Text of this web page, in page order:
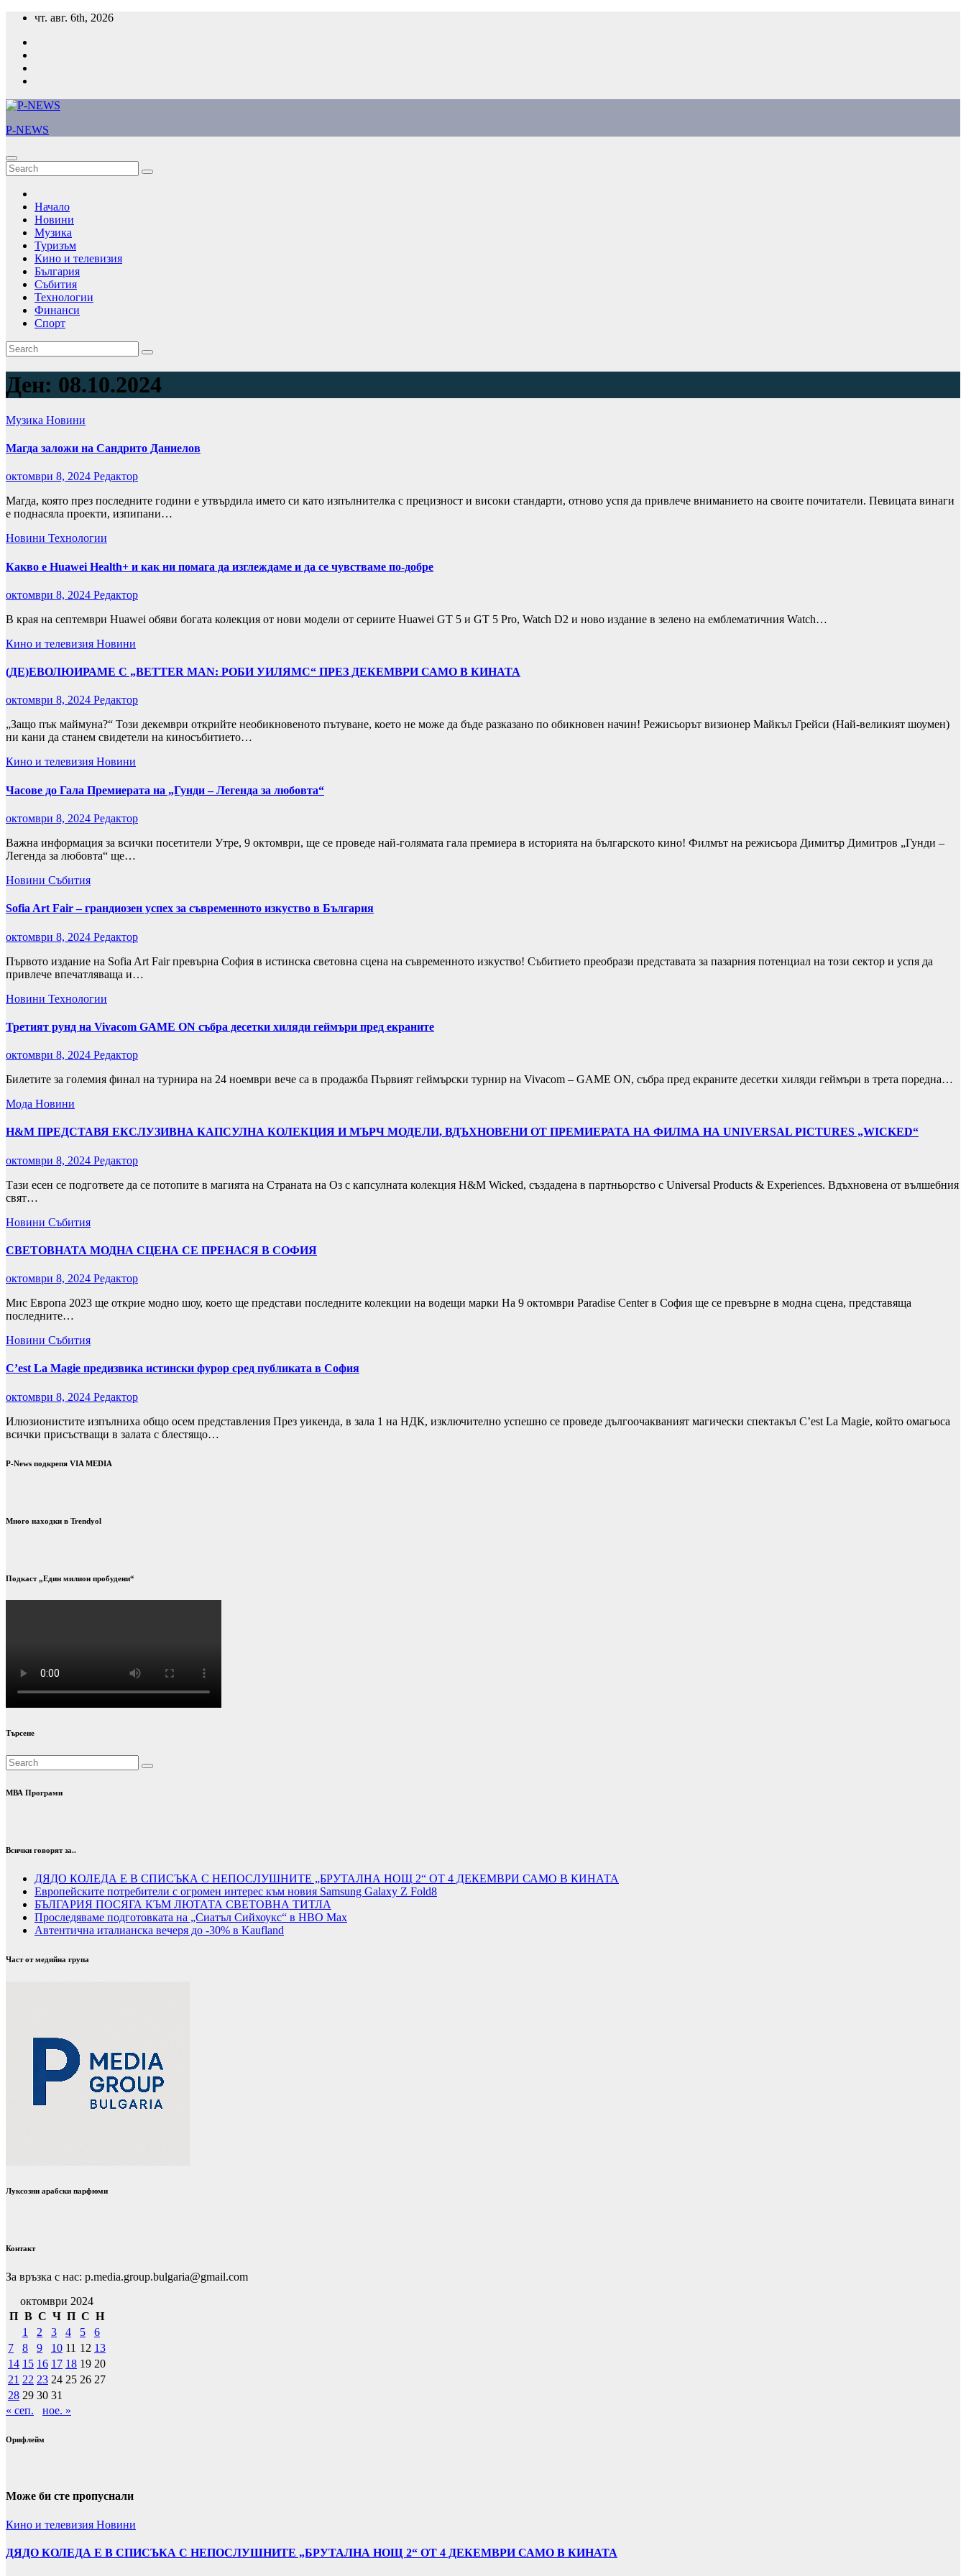
Skip
content
чт. авг. 6th, 2026
P-NEWS
Начало
Новини
Музика
Туризъм
Кино и телевизия
България
Събития
Технологии
Финанси
Спорт
Ден: 08.10.2024
Музика Новини
Магда заложи на Сандрито Даниелов
октомври 8, 2024 Редактор
Магда, която през последните години е утвърдила името си като изпълнителка с прецизност и високи стандарти, отново успя да привлече вниманието на своите почитатели. Певицата винаги
е поднасяла проекти, изпипани…
Новини Технологии
Какво е Huawei Health+ и как ни помага да изглеждаме и да се чувстваме по-добре
октомври 8, 2024 Редактор
В края на септември Huawei обяви богата колекция от нови модели от сериите Huawei GT 5 и GT 5 Pro, Watch D2 и ново издание в зелено на емблематичния Watch…
Кино и телевизия Новини
(ДЕ)ЕВОЛЮИРАМЕ С „BETTER MAN: РОБИ УИЛЯМС“ ПРЕЗ ДЕКЕМВРИ САМО В КИНАТА
октомври 8, 2024 Редактор
„Защо пък маймуна?“ Този декември открийте необикновеното пътуване, което не може да бъде разказано по обикновен начин! Режисьорът визионер Майкъл Грейси (Най-великият шоумен)
ни кани да станем свидетели на киносъбитието…
Кино и телевизия Новини
Часове до Гала Премиерата на „Гунди – Легенда за любовта“
октомври 8, 2024 Редактор
Важна информация за всички посетители Утре, 9 октомври, ще се проведе най-голямата гала премиера в историята на българското кино! Филмът на режисьора Димитър Димитров „Гунди –
Легенда за любовта“ ще…
Новини Събития
Sofia Art Fair – грандиозен успех за съвременното изкуство в България
октомври 8, 2024 Редактор
Първото издание на Sofia Art Fair превърна София в истинска световна сцена на съвременното изкуство! Събитието преобрази представата за пазарния потенциал на този сектор и успя да
привлече впечатляваща и…
Новини Технологии
Третият рунд на Vivacom GAME ON събра десетки хиляди геймъри пред екраните
октомври 8, 2024 Редактор
Билетите за големия финал на турнира на 24 ноември вече са в продажба Първият геймърски турнир на Vivacom – GAME ON, събра пред екраните десетки хиляди геймъри в трета поредна…
Мода Новини
H&M ПРЕДСТАВЯ ЕКСЛУЗИВНА КАПСУЛНА КОЛЕКЦИЯ И МЪРЧ МОДЕЛИ, ВДЪХНОВЕНИ ОТ ПРЕМИЕРАТА НА ФИЛМА НА UNIVERSAL PICTURES „WICKED“
октомври 8, 2024 Редактор
Тази есен се подгответе да се потопите в магията на Страната на Оз с капсулната колекция H&M Wicked, създадена в партньорство с Universal Products & Experiences. Вдъхновена от вълшебния
свят…
Новини Събития
СВЕТОВНАТА МОДНА СЦЕНА СЕ ПРЕНАСЯ В СОФИЯ
октомври 8, 2024 Редактор
Мис Европа 2023 ще открие модно шоу, което ще представи последните колекции на водещи марки На 9 октомври Paradise Center в София ще се превърне в модна сцена, представяща
последните…
Новини Събития
C’est La Magie предизвика истински фурор сред публиката в София
октомври 8, 2024 Редактор
Илюзионистите изпълниха общо осем представления През уикендa, в зала 1 на НДК, изключително успешно се проведе дългоочакваният магически спектакъл C’est La Magie, който омагьоса
всички присъстващи в залата с блестящо…
P-News подкрепя VIA MEDIA
Много находки в Trendyol
Подкаст „Един милион пробудени“
Търсене
МВА Програми
Всички говорят за..
ДЯДО КОЛЕДА Е В СПИСЪКА С НЕПОСЛУШНИТЕ „БРУТАЛНА НОЩ 2“ ОТ 4 ДЕКЕМВРИ САМО В КИНАТА
Европейските потребители с огромен интерес към новия Samsung Galaxy Z Fold8
БЪЛГАРИЯ ПОСЯГА КЪМ ЛЮТАТА СВЕТОВНА ТИТЛА
Проследяваме подготовката на „Сиатъл Сийхоукс“ в HBO Max
Автентична италианска вечеря до -30% в Kaufland
Част от медийна група
Луксозни арабски парфюми
Контакт
За връзка с нас: p.media.group.bulgaria@gmail.com
октомври 2024
П В С Ч П С Н
1
2 3 4 5
6
7
8 9 10 11 12 13
14 15 16 17 18 19 20
21 22 23 24 25 26 27
28 29 30 31
« сеп.
ное. »
Орифлейм
Може би сте пропуснали
Кино и телевизия Новини
ДЯДО КОЛЕДА Е В СПИСЪКА С НЕПОСЛУШНИТЕ „БРУТАЛНА НОЩ 2“ ОТ 4 ДЕКЕМВРИ САМО В КИНАТА